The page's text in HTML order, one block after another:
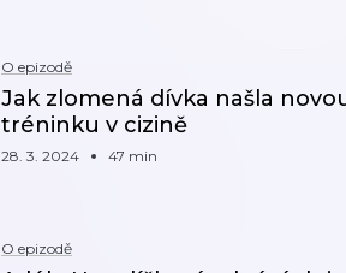
O epizodě
Jak zlomená dívka našla
tréninku v cizině
28. 3. 2024 47 min
O epizodě